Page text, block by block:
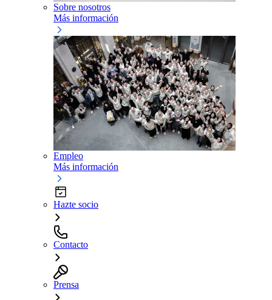
Sobre nosotros
Más información
Empleo
Más información
Hazte socio
Contacto
Prensa